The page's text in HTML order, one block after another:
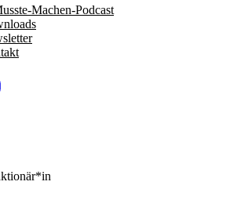
Machen-Podcast